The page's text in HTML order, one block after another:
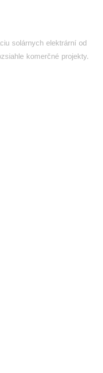
solárnych elektrární od
komerčné projekty.